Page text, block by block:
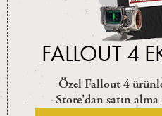
FALLOUT 4
Özel Fallout 4
Store'dan satın